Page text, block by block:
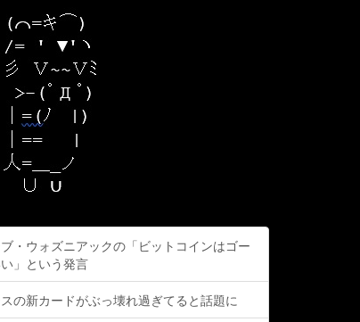
・ウォズニアックの「ビットコインはゴー
」という発言
の新カードがぶっ壊れ過ぎてると話題に